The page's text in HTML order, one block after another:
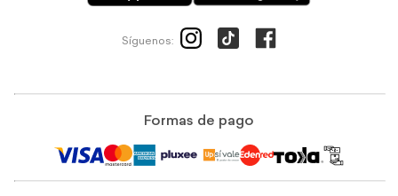
Síguenos:
Formas de pago